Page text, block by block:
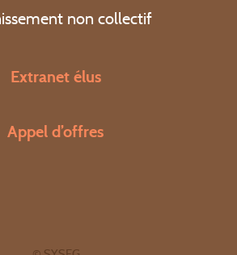
non collectif
Extranet élus
Appel d’offres